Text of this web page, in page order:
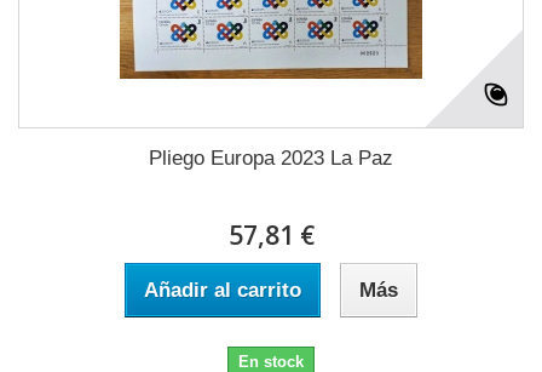
Pliego Europa 2023 La Paz
57,81 €
Añadir al carrito Más
En stock